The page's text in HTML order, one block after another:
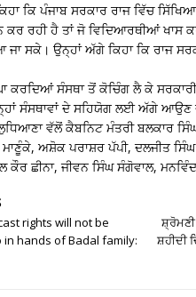
ਕਿ ਪੰਜਾਬ ਸਰਕਾਰ ਰਾਜ ਵਿੱਚ
ਰਹੀ ਹੈ ਤਾਂ ਜੋ ਵਿਦਿਆਰਥੀਆਂ ਖਾਸ
ਸਕੇ। ਉਨ੍ਹਾਂ ਅੱਗੇ ਕਿਹਾ ਕਿ ਰਾਜ
ਕਰਦਿਆਂ ਸੰਸਥਾ ਤੋਂ ਕੋਚਿੰਗ ਲੈ ਕੇ
ਸੰਸਥਾਵਾਂ ਦੇ ਸਹਿਯੋਗ ਲਈ ਅੱਗੇ ਆਉਣ
ਵੱਲੋਂ ਕੈਬਨਿਟ ਮੰਤਰੀ ਬਲਕਾਰ
ਅਸ਼ੋਕ ਪਰਾਸ਼ਰ ਪੱਪੀ, ਦਲਜੀਤ
ਕੌਰ ਛੀਨਾ, ਜੀਵਨ ਸਿੰਘ ਸੰਗੋਵਾਲ,
rights will not be
in hands of Badal family:
ਸ਼ਹੀਦੀ